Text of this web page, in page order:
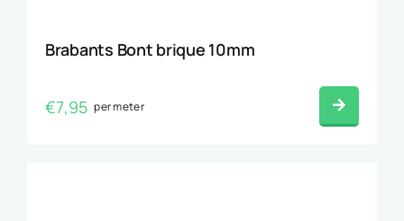
Brabants Bont brique 10mm
€7,95 per meter